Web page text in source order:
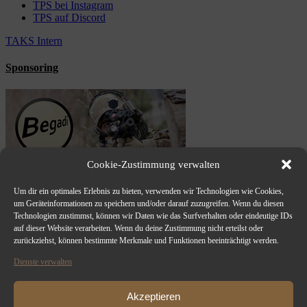
Cookie-Zustimmung verwalten
Um dir ein optimales Erlebnis zu bieten, verwenden wir Technologien wie Cookies,
um Geräteinformationen zu speichern und/oder darauf zuzugreifen. Wenn du diesen
Technologien zustimmst, können wir Daten wie das Surfverhalten oder eindeutige IDs
auf dieser Website verarbeiten. Wenn du deine Zustimmung nicht erteilst oder
zurückziehst, können bestimmte Merkmale und Funktionen beeinträchtigt werden.
Dienste verwalten
Akzeptieren
TPS bei Instagram
TPS auf Discord
TAKS Intern
Sponsoring